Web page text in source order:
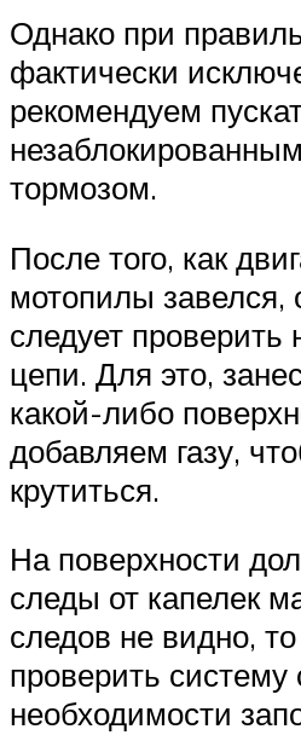
Однако при
фактически
рекомендуем
тормозом.
После того, как
мотопилы завелся,
следует проверить
цепи. Для это,
какой-либо
добавляем газу,
крутиться.
На поверхности
следы от капелек
следов не видно,
проверить систему
необходимости